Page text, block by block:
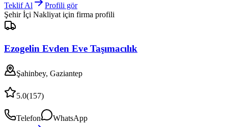
Teklif Al
Profili gör
Şehir İçi Nakliyat için firma profili
Ezogelin Evden Eve Taşımacılık
Şahinbey, Gaziantep
5.0(157)
Telefon
WhatsApp